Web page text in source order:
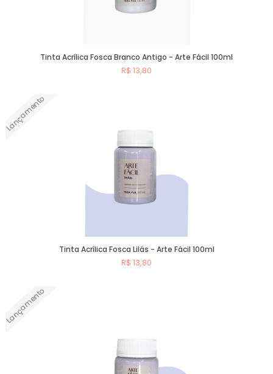
Tinta Acrílica Fosca Branco Antigo - Arte Fácil 100ml
R$ 13,80
Lançamento
Tinta Acrílica Fosca Lilás - Arte Fácil 100ml
R$ 13,80
Lançamento